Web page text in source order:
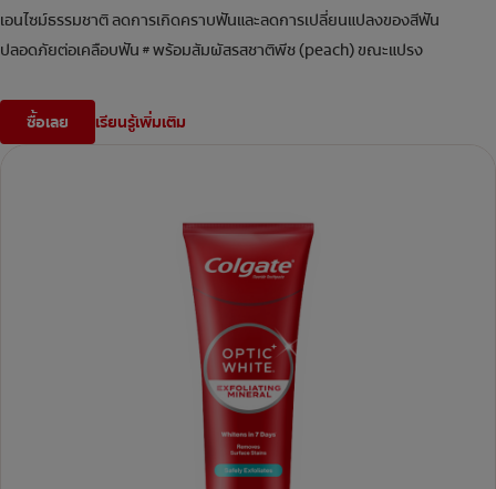
เอนไซม์ธรรมชาติ ลดการเกิดคราบฟันและลดการเปลี่ยนแปลงของสีฟัน
ปลอดภัยต่อเคลือบฟัน # พร้อมสัมผัสรสชาติพีช (peach) ขณะแปรง
ซื้อเลย เรียนรู้เพิ่มเติม